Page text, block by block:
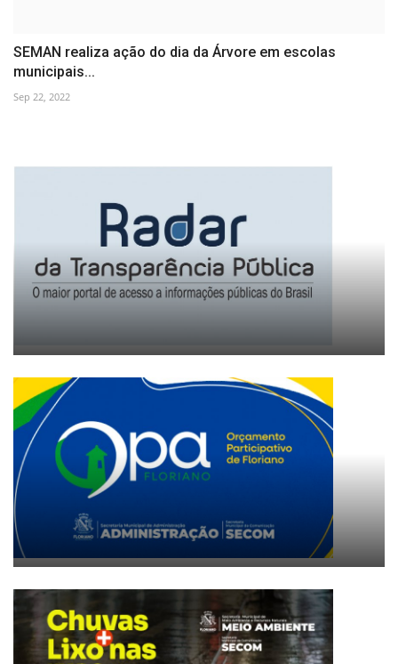
SEMAN realiza ação do dia da Árvore em escolas
municipais...
Sep 22, 2022